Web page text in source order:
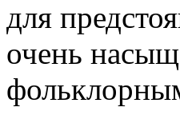
для
очень